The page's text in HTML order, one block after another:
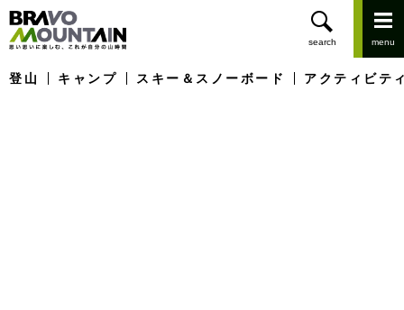
登山 キャンプ スキー＆スノーボード アクティビテ